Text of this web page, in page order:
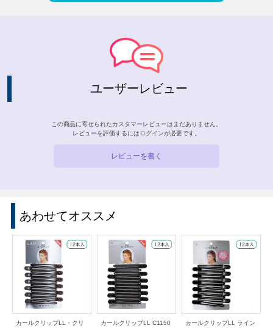
ユーザーレビュー
この商品に寄せられたカスタマーレビューはまだありません。
レビューを評価するには ログインが必要です。
レビューを書く
あわせてオススメ
カールクリップLL・クリ
カールクリップLL C1150
カールクリップLL ライン